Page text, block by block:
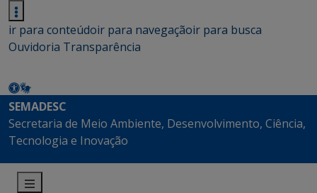
ir para conteúdoir para navegaçãoir para busca
Ouvidoria Transparência
SEMADESC
Secretaria de Meio Ambiente, Desenvolvimento, Ciência,
Tecnologia e Inovação